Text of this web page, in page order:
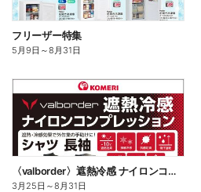
フリーザー特集
5月9日 ～8月31日
〈valborder〉遮熱冷感 ナイロンコンプレッション
3月25日 ～8月31日